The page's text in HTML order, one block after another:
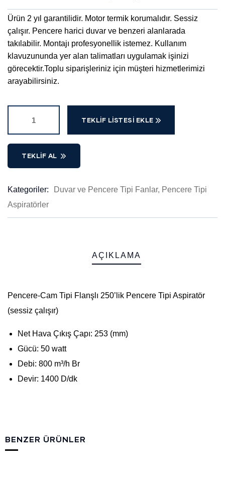
Ürün 2 yıl garantilidir. Motor termik korumalıdır. Sessiz
çalışır. Pencere harici duvar ve benzeri alanlarada
takılabilir. Montajı profesyonellik istemez. Kullanım
klavuzununda yer alan talimatları uygulamak işinizi
görecektir.Toplu siparişleriniz için müşteri hizmetlerimizi
arayabilirsiniz.
TEKLIF LISTESI EKLE
TEKLIF AL
Kategoriler: Duvar ve Pencere Tipi Fanlar, Pencere Tipi
Aspiratörler
AÇIKLAMA
Pencere-Cam Tipi Flanşlı 250’lik Pencere Tipi Aspiratör
(sessiz çalışır)
Net Hava Çıkış Çapı: 253 (mm)
Gücü: 50 watt
Debi: 800 m³/h Br
Devir: 1400 D/dk
BENZER ÜRÜNLER